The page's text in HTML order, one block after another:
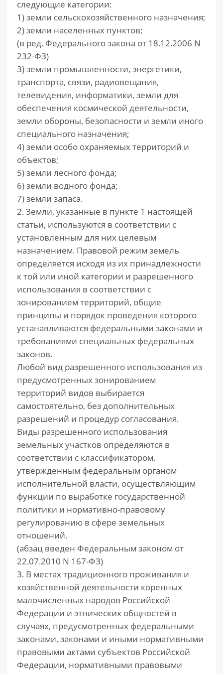
следующие категории:
1) земли сельскохозяйственного назначения;
2) земли населенных пунктов;
(в ред. Федерального закона от 18.12.2006 N
232-ФЗ)
3) земли промышленности, энергетики,
транспорта, связи, радиовещания,
телевидения, информатики, земли для
обеспечения космической деятельности,
земли обороны, безопасности и земли иного
специального назначения;
4) земли особо охраняемых территорий и
объектов;
5) земли лесного фонда;
6) земли водного фонда;
7) земли запаса.
2. Земли, указанные в пункте 1 настоящей
статьи, используются в соответствии с
установленным для них целевым
назначением. Правовой режим земель
определяется исходя из их принадлежности
к той или иной категории и разрешенного
использования в соответствии с
зонированием территорий, общие
принципы и порядок проведения которого
устанавливаются федеральными законами и
требованиями специальных федеральных
законов.
Любой вид разрешенного использования из
предусмотренных зонированием
территорий видов выбирается
самостоятельно, без дополнительных
разрешений и процедур согласования.
Виды разрешенного использования
земельных участков определяются в
соответствии с классификатором,
утвержденным федеральным органом
исполнительной власти, осуществляющим
функции по выработке государственной
политики и нормативно-правовому
регулированию в сфере земельных
отношений.
(абзац введен Федеральным законом от
22.07.2010 N 167-ФЗ)
3. В местах традиционного проживания и
хозяйственной деятельности коренных
малочисленных народов Российской
Федерации и этнических общностей в
случаях, предусмотренных федеральными
законами, законами и иными нормативными
правовыми актами субъектов Российской
Федерации, нормативными правовыми